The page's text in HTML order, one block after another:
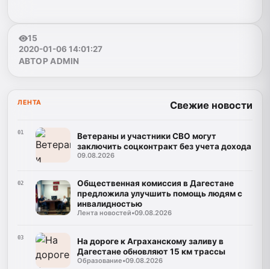
15
2020-01-06 14:01:27
АВТОР ADMIN
ЛЕНТА Свежие новости
01
Ветераны и участники СВО могут
заключить соцконтракт без учета дохода
09.08.2026
02
Общественная комиссия в Дагестане
предложила улучшить помощь людям с
инвалидностью
Лента новостей•09.08.2026
03
На дороге к Аграханскому заливу в
Дагестане обновляют 15 км трассы
Образование•09.08.2026